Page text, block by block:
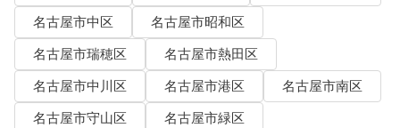
名古屋市中区
名古屋市昭和区
名古屋市瑞穂区
名古屋市熱田区
名古屋市中川区
名古屋市港区
名古屋市南区
名古屋市守山区
名古屋市緑区